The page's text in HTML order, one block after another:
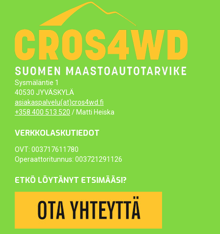
Sysmäläntie 1
40530 JYVÄSKYLÄ
asiakaspalvelu(at)cros4wd.fi
+358 400 513 520 / Matti Heiska
VERKKOLASKUTIEDOT
OVT: 003717611780
Operaattoritunnus: 003721291126
ETKÖ LÖYTÄNYT ETSIMÄÄSI?